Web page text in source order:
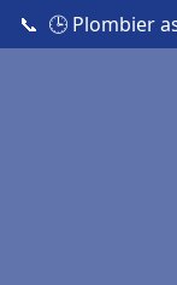
📞 🕒 Plombier